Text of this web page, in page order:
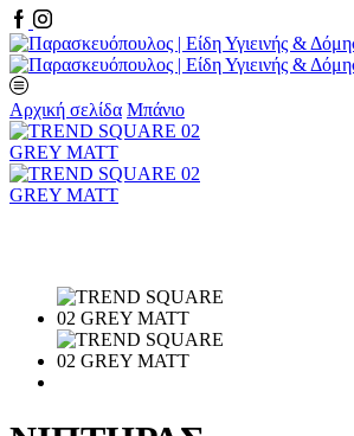
Facebook
Instagram
Αρχική σελίδα Μπάνιο